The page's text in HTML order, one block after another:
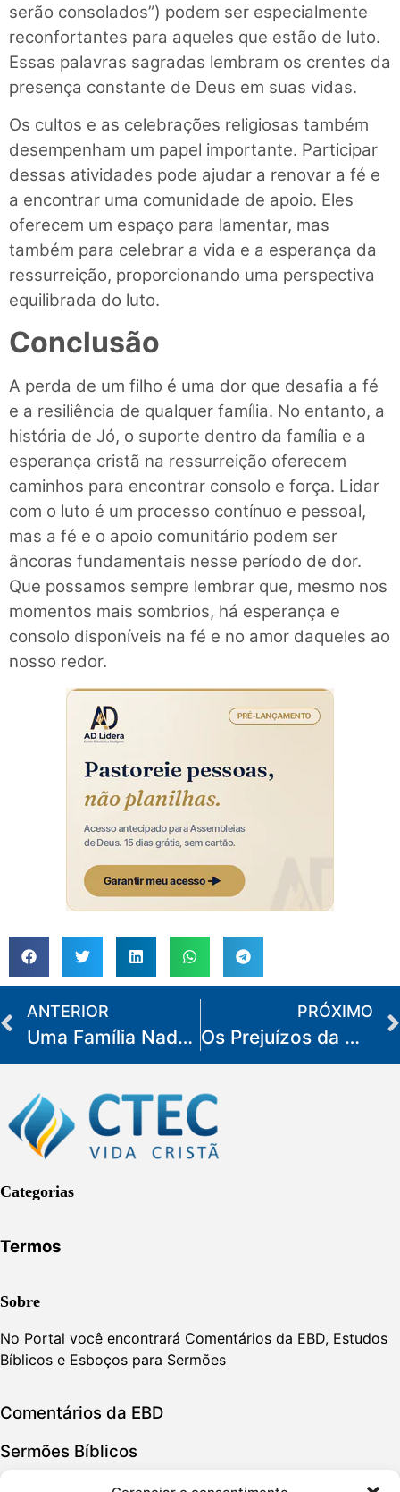
serão consolados”) podem ser especialmente
reconfortantes para aqueles que estão de luto.
Essas palavras sagradas lembram os crentes da
presença constante de Deus em suas vidas.
Os cultos e as celebrações religiosas também
desempenham um papel importante. Participar
dessas atividades pode ajudar a renovar a fé e
a encontrar uma comunidade de apoio. Eles
oferecem um espaço para lamentar, mas
também para celebrar a vida e a esperança da
ressurreição, proporcionando uma perspectiva
equilibrada do luto.
Conclusão
A perda de um filho é uma dor que desafia a fé
e a resiliência de qualquer família. No entanto, a
história de Jó, o suporte dentro da família e a
esperança cristã na ressurreição oferecem
caminhos para encontrar consolo e força. Lidar
com o luto é um processo contínuo e pessoal,
mas a fé e o apoio comunitário podem ser
âncoras fundamentais nesse período de dor.
Que possamos sempre lembrar que, mesmo nos
momentos mais sombrios, há esperança e
consolo disponíveis na fé e no amor daqueles ao
nosso redor.
ANTERIOR
Uma Família Nada Perfeita
PRÓXIMO
Os Prejuízos da Mentira na Família
Categorias
Termos
Sobre
No Portal você encontrará Comentários da EBD, Estudos
Bíblicos e Esboços para Sermões
Comentários da EBD
Sermões Bíblicos